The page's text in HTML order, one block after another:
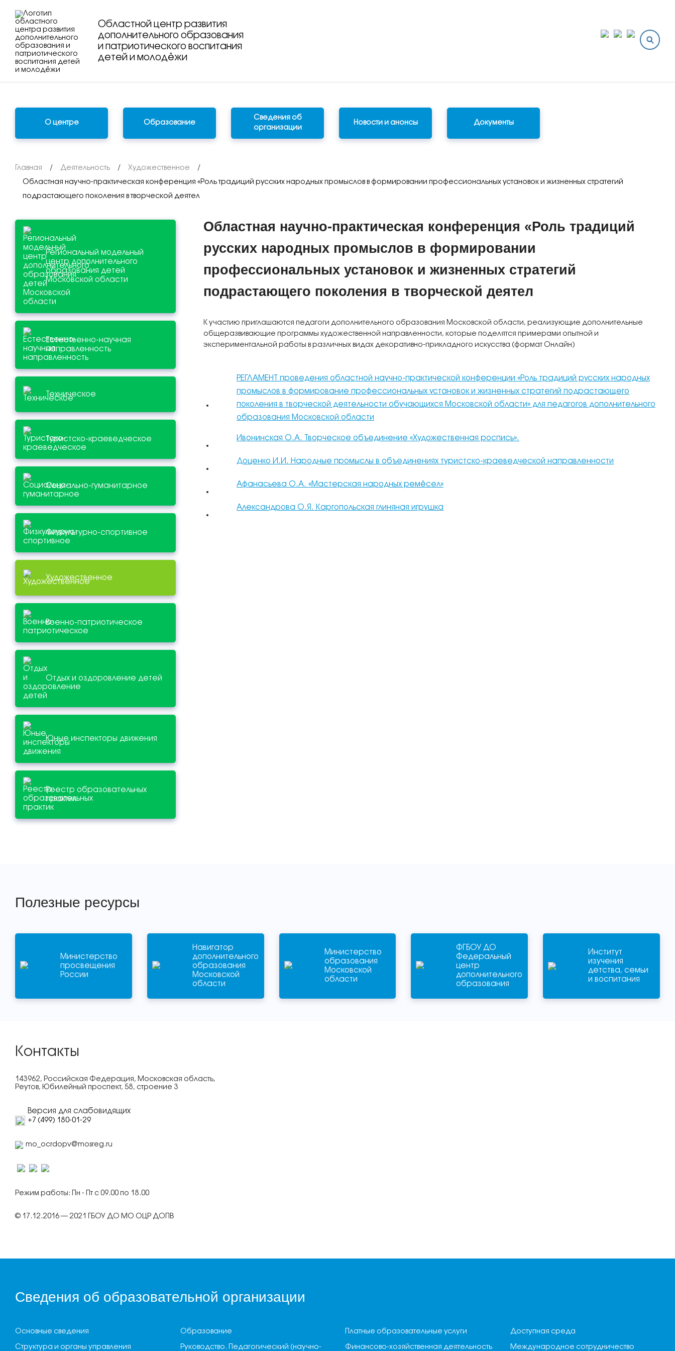
Областной центр развития
дополнительного образования
и патриотического воспитания
детей и молодёжи
О центре Образование
Сведения об
организации
Новости и анонсы Документы
Главная / Деятельность / Художественное /
Областная научно-практическая конференция «Роль традиций русских народных промыслов в формировании профессиональных установок и жизненных стратегий
подрастающего поколения в творческой деятел
Региональный модельный
центр дополнительного
образования детей
Московской области
Естественно-научная
направленность
Техническое
Туристско-краеведческое
Социально-гуманитарное
Физкультурно-спортивное
Художественное
Военно-патриотическое
Отдых и оздоровление детей
Юные инспекторы движения
Реестр образовательных
практик
Областная научно-практическая конференция «Роль традиций
русских народных промыслов в формировании
профессиональных установок и жизненных стратегий
подрастающего поколения в творческой деятел
К участию приглашаются педагоги дополнительного образования Московской области, реализующие дополнительные
общеразвивающие программы художественной направленности, которые поделятся примерами опытной и
экспериментальной работы в различных видах декоративно-прикладного искусства (формат Онлайн)
РЕГЛАМЕНТ проведения областной научно-практической конференции «Роль традиций русских народных
промыслов в формирование профессиональных установок и жизненных стратегий подрастающего
поколения в творческой деятельности обучающихся Московской области» для педагогов дополнительного
образования Московской области
Ивонинская О.А. Творческое объединение «Художественная роспись».
Доценко И.И. Народные промыслы в объединениях туристско-краеведческой направленности
Афанасьева О.А. «Мастерская народных ремёсел»
Александрова О.Я. Каргопольская глиняная игрушка
Полезные ресурсы
Министерство
просвещения
России
Навигатор
дополнительного
образования
Московской
области
Министерство
образования
Московской
области
ФГБОУ ДО
Федеральный
центр
дополнительного
образования
Институт
изучения
детства, семьи
и воспитания
Контакты
143962, Российская Федерация, Московская область,
Реутов, Юбилейный проспект, 58, строение 3
Версия для слабовидящих
+7 (499) 180-01-29
mo_ocrdopv@mosreg.ru
Режим работы: Пн - Пт с 09.00 по 18.00
© 17.12.2016 — 2021 ГБОУ ДО МО ОЦР ДОПВ
Сведения об образовательной организации
Основные сведения
Структура и органы управления
Образование
Руководство. Педагогический (научно-
Платные образовательные услуги
Финансово-хозяйственная деятельность
Доступная среда
Международное сотрудничество